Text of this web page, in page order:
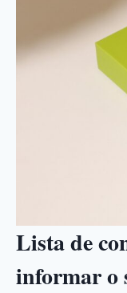
Lista de
informar o